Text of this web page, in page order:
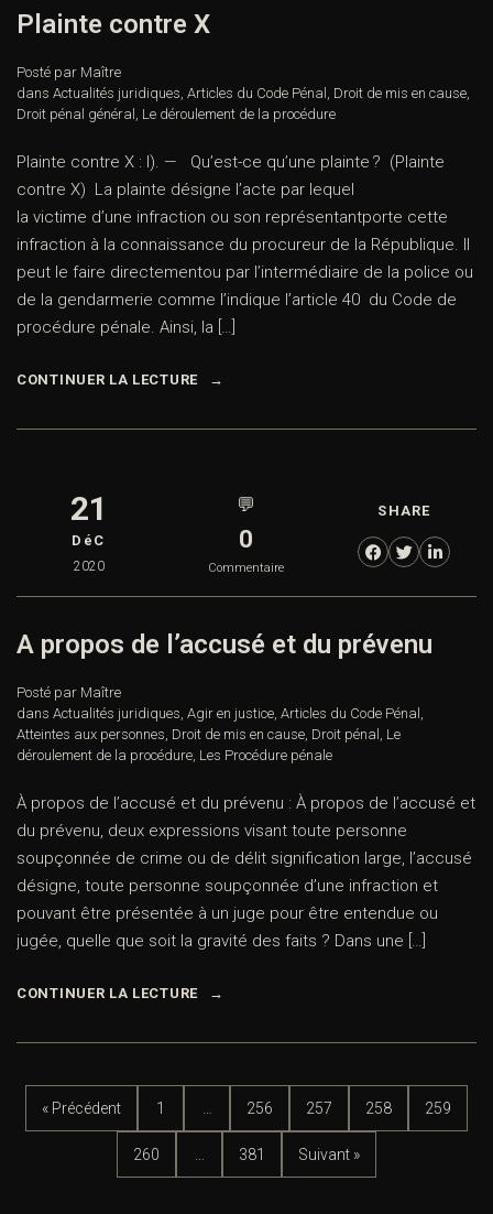
Plainte contre X
Posté par Maître
dans Actualités juridiques, Articles du Code Pénal , Droit de mis en cause,
Droit pénal général , Le déroulement de la procédure
Plainte contre X : I). — Qu’est-ce qu’une plainte ? (Plainte
contre X) La plainte désigne l’acte par lequel
la victime d’une infraction ou son représentantporte cette
infraction à la connaissance du procureur de la République. Il
peut le faire directementou par l’intermédiaire de la police ou
de la gendarmerie comme l’indique l’article 40 du Code de
procédure pénale. Ainsi, la […]
CONTINUER LA LECTURE
21
DéC
2020
💬
0
Commentaire
SHARE
A propos de l’accusé et du prévenu
Posté par Maître
dans Actualités juridiques, Agir en justice, Articles du Code Pénal ,
Atteintes aux personnes, Droit de mis en cause, Droit pénal , Le
déroulement de la procédure, Les Procédure pénale
À propos de l’accusé et du prévenu : À propos de l’accusé et
du prévenu, deux expressions visant toute personne
soupçonnée de crime ou de délit signification large, l’accusé
désigne, toute personne soupçonnée d’une infraction et
pouvant être présentée à un juge pour être entendue ou
jugée, quelle que soit la gravité des faits ? Dans une […]
CONTINUER LA LECTURE
« Précédent 1 256 257 258 259
260 381 Suivant »